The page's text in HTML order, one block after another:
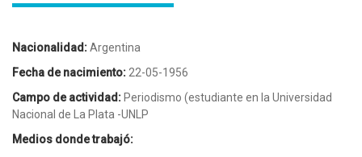
LUGAR
TRABAJO
LUGAR
DE
DESAPARICIÓN
FECHA
DE
Nacionalidad:Argentina
Fecha de nacimiento: 22-05-1956
Campo de actividad: Periodismo (estudiante en la Universidad
Nacional de La Plata -UNLP
Medios donde trabajó: